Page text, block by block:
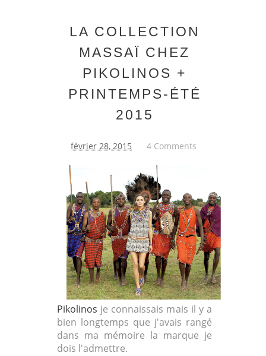
LA COLLECTION
MASSAÏ CHEZ
PIKOLINOS +
PRINTEMPS-ÉTÉ
2015
février 28, 2015 4 Comments
Pikolinos je connaissais mais il y a
bien longtemps que j'avais rangé
dans ma mémoire la marque je
dois l'admettre.